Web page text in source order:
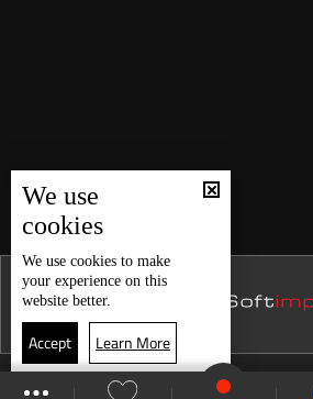
We use
cookies
We use cookies to make
your experience on this
website better.
Accept
Learn More